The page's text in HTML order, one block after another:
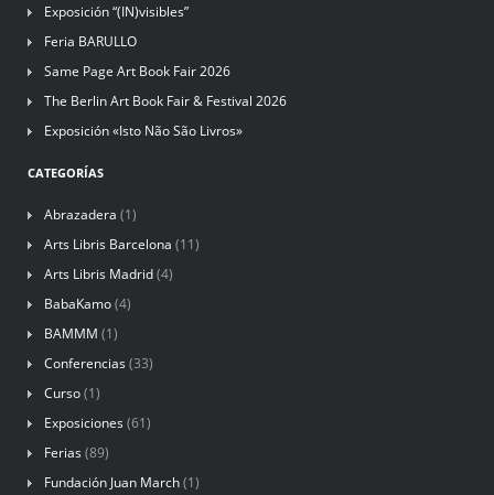
Exposición “(IN)visibles”
Feria BARULLO
Same Page Art Book Fair 2026
The Berlin Art Book Fair & Festival 2026
Exposición «Isto Não São Livros»
CATEGORÍAS
Abrazadera (1)
Arts Libris Barcelona (11)
Arts Libris Madrid(4)
BabaKamo(4)
BAMMM (1)
Conferencias (33)
Curso(1)
Exposiciones (61)
Ferias (89)
Fundación Juan March(1)